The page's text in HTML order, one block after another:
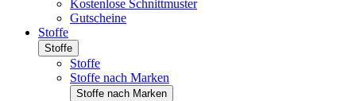
Kostenlose Schnittmuster
Gutscheine
Stoffe
Stoffe
Stoffe
Stoffe nach Marken
Stoffe nach Marken